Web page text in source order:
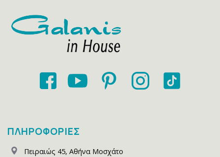
ΠΛΗΡΟΦΟΡΙΕΣ
Πειραιώς 45, Αθήνα Μοσχάτο